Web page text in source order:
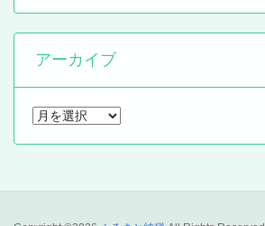
アーカイブ
ア
ブ